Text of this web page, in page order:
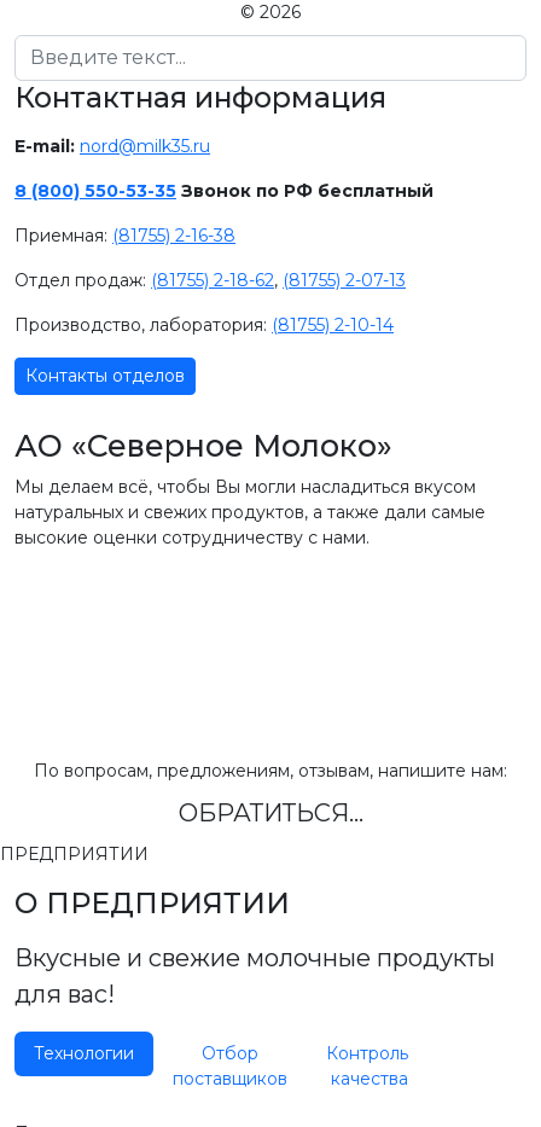
© 2026
Поиск
Контактная информация
E-mail: nord@milk35.ru
8 (800) 550-53-35 Звонок по РФ бесплатный
Приемная: (81755) 2-16-38
Отдел продаж: (81755) 2-18-62, (81755) 2-07-13
Производство, лаборатория: (81755) 2-10-14
Контакты отделов
АО «Северное Молоко»
Мы делаем всё, чтобы Вы могли насладиться вкусом
натуральных и свежих продуктов, а также дали самые
высокие оценки сотрудничеству с нами.
По вопросам, предложениям, отзывам, напишите нам:
ОБРАТИТЬСЯ...
ПРЕДПРИЯТИИ
О ПРЕДПРИЯТИИ
Вкусные и свежие молочные продукты
для вас!
Технологии
Отбор
поставщиков
Контроль
качества